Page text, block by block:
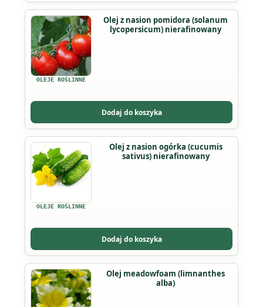
na
stronie
produktu
OLEJE ROŚLINNE
Olej z nasion pomidora (solanum
lycopersicum) nierafinowany
Dodaj do koszyka
Ten
produkt
ma
wiele
wariantów.
można
wybrać
na
stronie
produktu
OLEJE ROŚLINNE
Olej z nasion ogórka (cucumis
sativus) nierafinowany
Dodaj do koszyka
Ten
produkt
ma
wiele
wariantów.
można
wybrać
na
stronie
produktu
Olej meadowfoam (limnanthes
alba)
Ten
produkt
ma